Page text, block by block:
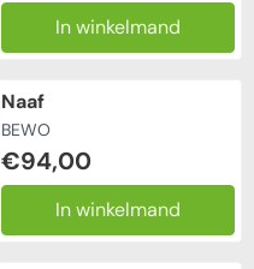
In winkelmand
Naaf
Merk:
BEWO
Prijs: 94,00
€94,00
In winkelmand